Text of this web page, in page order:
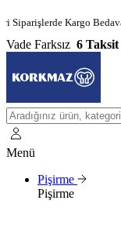
Kargo Bedava •
Vade Farksız 6 Taksit
Menü
Pişirme
Pişirme